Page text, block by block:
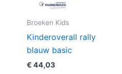
Broeken Kids
Kinderoverall rally
blauw basic
€ 44,03